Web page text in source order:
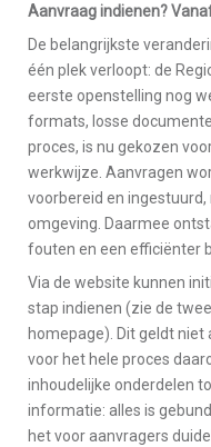
Aanvraag indienen?
De belangrijkste
één plek verloopt: de
eerste openstelling nog
formats, losse
proces, is nu gekozen
werkwijze. Aanvragen
voorbereid en
omgeving. Daarmee
fouten en een efficiënter
Via de website kunnen
stap indienen (zie de
homepage). Dit geldt niet
voor het hele proces
inhoudelijke onderdelen
informatie: alles is
het voor aanvragers